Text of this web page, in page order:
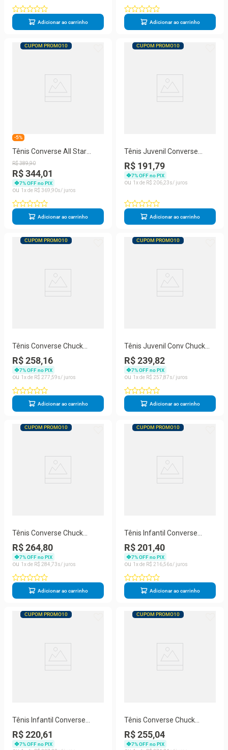
Adicionar ao carrinho Adicionar ao carrinho
CUPOM PROMO10
-5%
Tênis Converse All Star
Chuck Taylor OX Feminino
R$389,90
R$ 344,01
7% OFF no PIX
1
R$ 369 90
Adicionar ao carrinho
CUPOM PROMO10
Tênis Juvenil Converse
Chuck Taylor All Star Seas
CK04300053
R$ 191,79
7% OFF no PIX
1
R$ 206 23
Adicionar ao carrinho
CUPOM PROMO10
Tênis Converse Chuck
Taylor Unissex CT00010004
R$ 258,16
7% OFF no PIX
1
R$ 277 59
Adicionar ao carrinho
CUPOM PROMO10
Tênis Juvenil Conv Chuck
Taylor All Star Minnie
CK13290001
R$ 239,82
7% OFF no PIX
1
R$ 257 87
Adicionar ao carrinho
CUPOM PROMO10
Tênis Converse Chuck
Taylor Seasonal Feminino
CT30140004
R$ 264,80
7% OFF no PIX
1
R$ 284 73
Adicionar ao carrinho
CUPOM PROMO10
Tênis Infantil Converse
Chuck Taylor All Star 2V
CK09610021
R$ 201,40
7% OFF no PIX
1
R$ 21656
Adicionar ao carrinho
CUPOM PROMO10
Tênis Infantil Converse
Chuck Taylor All Star 2V
CK04180003
R$ 220,61
7% OFF no PIX
CUPOM PROMO10
Tênis Converse Chuck
Taylor All Star Unissex
CT00010001
R$ 255,04
7% OFF no PIX